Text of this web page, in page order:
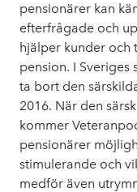
pensionärer kan
efterfrågade och
hjälper kunder och
pension. I
ta bort den
2016. När den
kommer
pensionärer
stimulerande och
medför även